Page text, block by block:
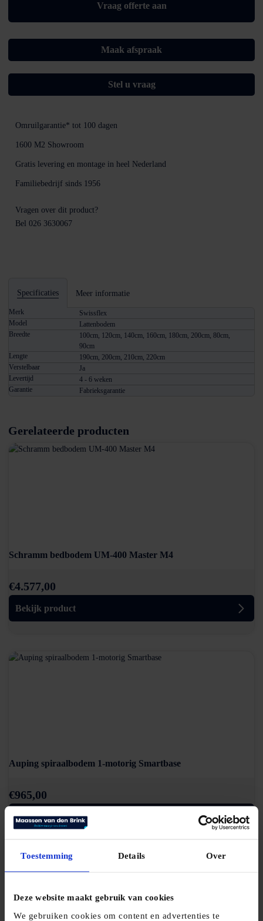
Toestemming Details Over
Deze website maakt gebruik van cookies
We gebruiken cookies om content en advertenties te
Vraag offerte aan
Maak afspraak
Stel u vraag
Omruilgarantie* tot 100 dagen
1600 M2 Showroom
Gratis levering en montage in heel Nederland
Familiebedrijf sinds 1956
Vragen over dit product?
Bel 026 3630067
Specificaties Meer informatie
Merk
Swissflex
Model
Lattenbodem
Breedte
100cm, 120cm, 140cm, 160cm, 180cm, 200cm, 80cm,
90cm
Lengte
190cm, 200cm, 210cm, 220cm
Verstelbaar
Ja
Levertijd
4 - 6 weken
Garantie
Fabrieksgarantie
Gerelateerde producten
Schramm bedbodem UM-400 Master M4
€4.577,00
Bekijk product
Auping spiraalbodem 1-motorig Smartbase
€965,00
Bekijk product